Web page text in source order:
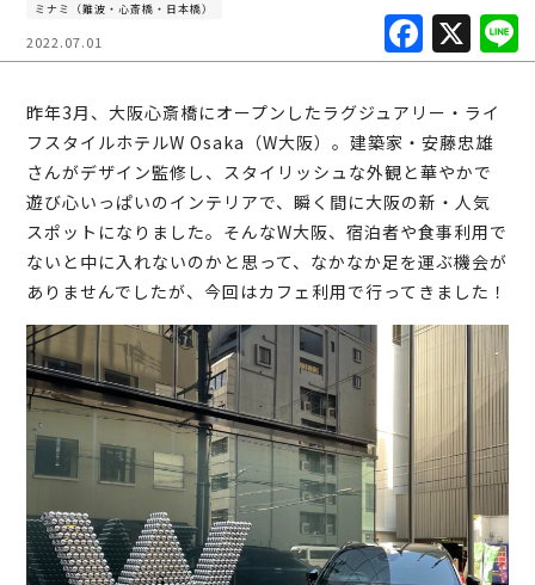
F
a
c
e
b
o
o
k
X
ミナミ（難波・心斎橋・日本橋）
2022.07.01
昨年3月、大阪心斎橋にオープンしたラグジュアリー・ライ
フスタイルホテルW Osaka（W大阪）。建築家・安藤忠雄
さんがデザイン監修し、スタイリッシュな外観と華やかで
遊び心いっぱいのインテリアで、瞬く間に大阪の新・人気
スポットになりました。そんなW大阪、宿泊者や食事利用で
ないと中に入れないのかと思って、なかなか足を運ぶ機会が
ありませんでしたが、今回はカフェ利用で行ってきました！